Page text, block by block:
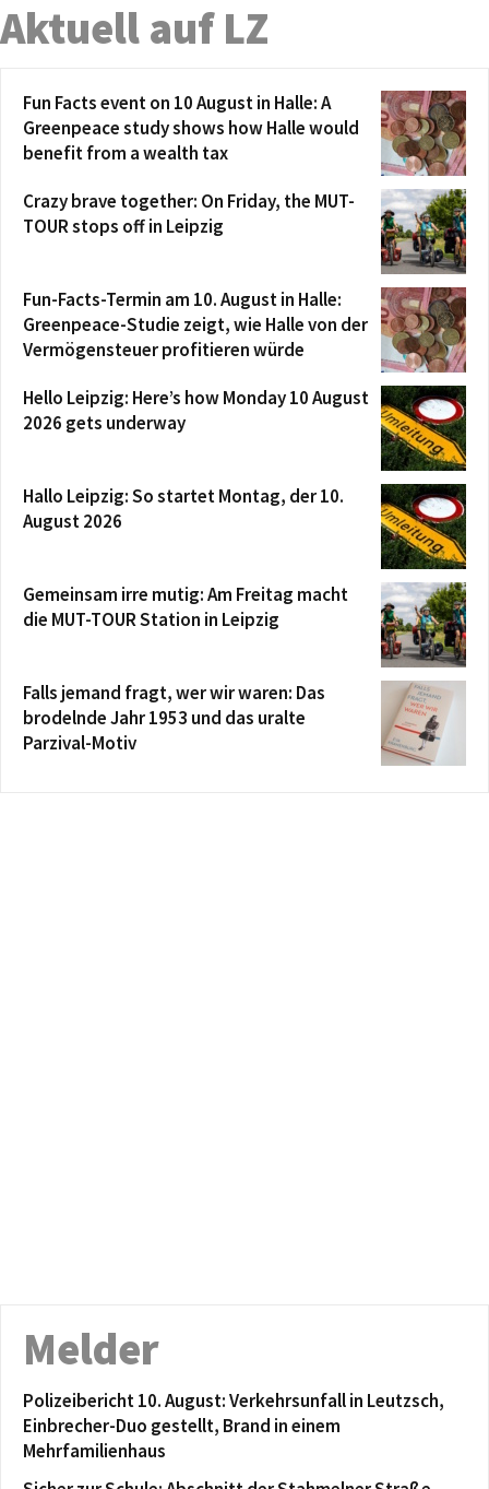
Aktuell auf LZ
Fun Facts event on 10 August in Halle: A
Greenpeace study shows how Halle would
benefit from a wealth tax
Crazy brave together: On Friday, the MUT-
TOUR stops off in Leipzig
Fun-Facts-Termin am 10. August in Halle:
Greenpeace-Studie zeigt, wie Halle von der
Vermögensteuer profitieren würde
Hello Leipzig: Here’s how Monday 10 August
2026 gets underway
Hallo Leipzig: So startet Montag, der 10.
August 2026
Gemeinsam irre mutig: Am Freitag macht
die MUT-TOUR Station in Leipzig
Falls jemand fragt, wer wir waren: Das
brodelnde Jahr 1953 und das uralte
Parzival-Motiv
Melder
Polizeibericht 10. August: Verkehrsunfall in Leutzsch,
Einbrecher-Duo gestellt, Brand in einem
Mehrfamilienhaus